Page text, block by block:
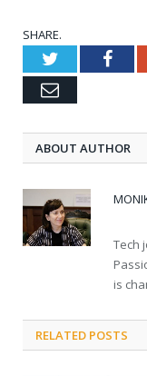
SHARE.
Twitter
Email
ABOUT AUTHOR
Tech
is
RELATED POSTS